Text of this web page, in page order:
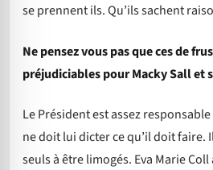
se prennent ils. Qu’ils sachent
Ne pensez vous pas que ces de
préjudiciables pour Macky Sall et
Le Président est assez
ne doit lui dicter ce qu’il doit faire.
seuls à être limogés. Eva Marie